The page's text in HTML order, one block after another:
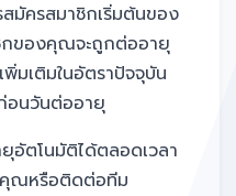
มัครสมาชิกเริ่มต้นของ
ของคุณจะถูกต่ออายุ
พิ่มเติมในอัตราปัจจุบัน
อนวันต่ออายุ
อัตโนมัติได้ตลอดเวลา
ณหรือติดต่อทีม